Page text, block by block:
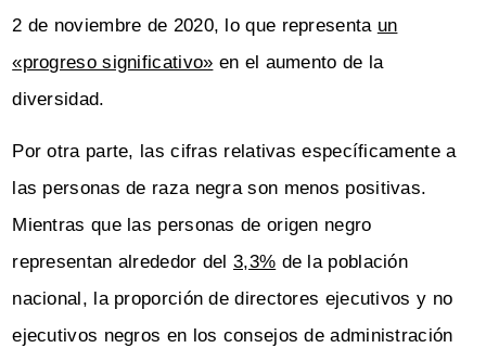
2 de noviembre de 2020, lo que representa un
«progreso significativo» en el aumento de la
diversidad.
Por otra parte, las cifras relativas específicamente a
las personas de raza negra son menos positivas.
Mientras que las personas de origen negro
representan alrededor del3,3% de la población
nacional, la proporción de directores ejecutivos y no
ejecutivos negros en los consejos de administración